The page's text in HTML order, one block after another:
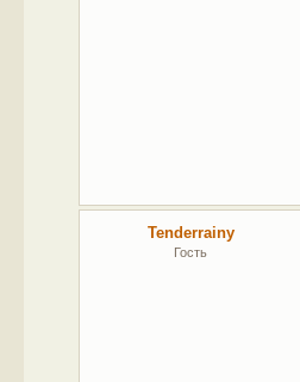
Tenderrainy
Гость